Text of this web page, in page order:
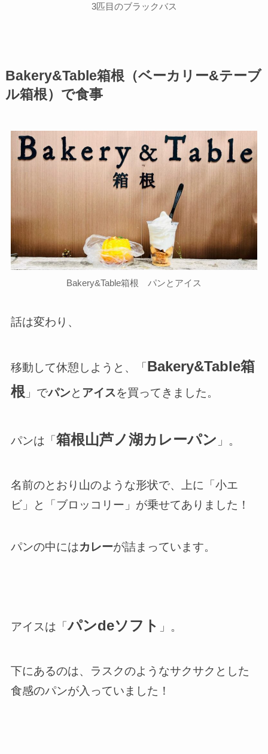
3匹目のブラックバス
Bakery&Table箱根（ベーカリー&テーブ
ル箱根）で食事
Bakery&Table箱根 パンとアイス
話は変わり、
移動して休憩しようと、「 Bakery&Table箱
根 」でパンと アイスを買ってきました。
パンは「 箱根山芦ノ湖カレーパン 」。
名前のとおり山のような形状で、上に「小エ
ビ」と「ブロッコリー」が乗せてありました！
パンの中にはカレーが詰まっています。
アイスは「パンdeソフト 」。
下にあるのは、ラスクのようなサクサクとした
食感のパンが入っていました！